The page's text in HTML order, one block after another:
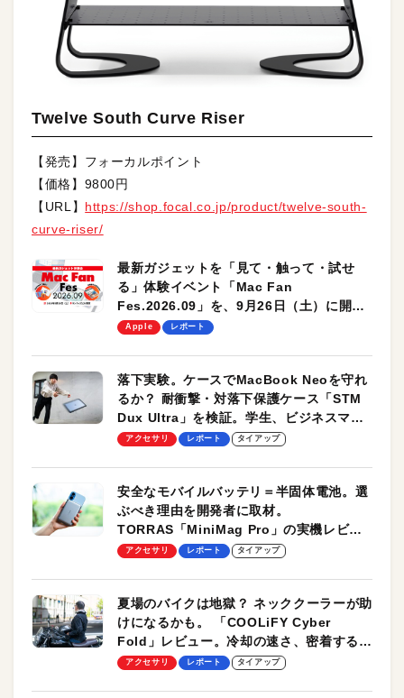
Twelve South Curve Riser
【発売】フォーカルポイント
【価格】9800円
【URL】 https://shop.focal.co.jp/product/twelve-south-
curve-riser/
最新ガジェットを「見て・触って・試せ
る」体験イベント「Mac Fan
Fes.2026.09」を、9月26日（土）に開催
します！
Apple レポート
落下実験。ケースでMacBook Neoを守れ
るか？ 耐衝撃・対落下保護ケース「STM
Dux Ultra」を検証。学生、ビジネスマン
のモバイルユースに最適！
アクセサリ レポート タイアップ
安全なモバイルバッテリ＝半固体電池。選
ぶべき理由を開発者に取材。
TORRAS「MiniMag Pro」の実機レビュ
ーも
アクセサリ レポート タイアップ
夏場のバイクは地獄？ ネッククーラーが助
けになるかも。 「COOLiFY Cyber
Fold」レビュー。冷却の速さ、密着する冷
却プレート、シンプルな操作性がグッド！
アクセサリ レポート タイアップ